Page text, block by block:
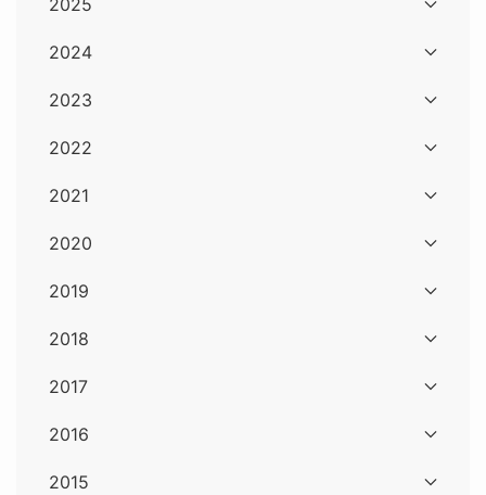
2025
2024
2023
2022
2021
2020
2019
2018
2017
2016
2015